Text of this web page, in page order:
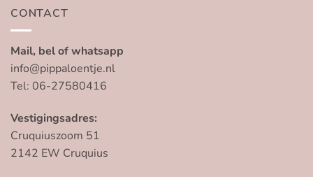
CONTACT
Mail, bel of whatsapp
info@pippaloentje.nl
Tel: 06-27580416
Vestigingsadres:
Cruquiuszoom 51
2142 EW Cruquius